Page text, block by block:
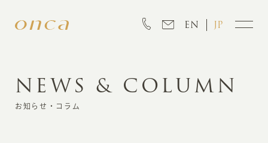
EN JP
INFORMATION
NEWS & COLUMN
お知らせ・コラム